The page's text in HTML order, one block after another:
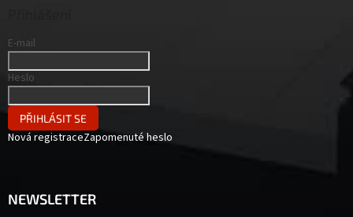
E-mail
Heslo
PŘIHLÁSIT SE
Nová registraceZapomenuté heslo
NEWSLETTER